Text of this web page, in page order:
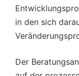
in den sich
Der